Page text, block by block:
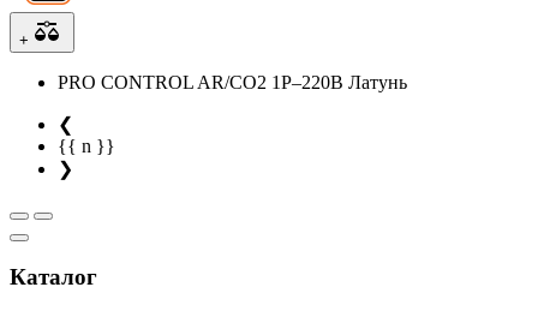
+
PRO CONTROL AR/CO2 1Р–220В Латунь
❮
{{ n }}
❯
Каталог